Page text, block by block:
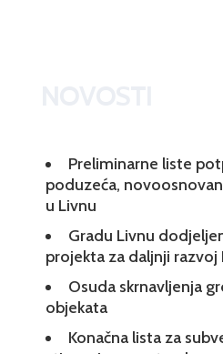
Preliminarne liste
poduzeća,
u Livnu
Gradu Livnu
projekta za daljnji razvoj
Osuda skrnavljenja
objekata
Konačna lista za